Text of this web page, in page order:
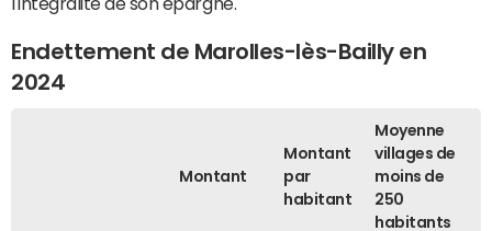
Endettement de Marolles-lès-Bailly en
2024
Montant
Montant
par
habitant
Moyenne
villages de
moins de
250
habitants